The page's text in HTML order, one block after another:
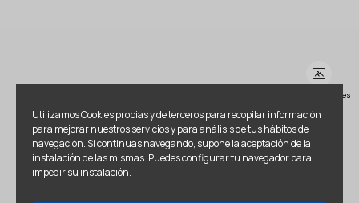
Utilizamos Cookies propias y de terceros para recopilar información
para mejorar nuestros servicios y para análisis de tus hábitos de
navegación. Si continuas navegando, supone la aceptación de la
instalación de las mismas. Puedes configurar tu navegador para
impedir su instalación.
Ver más imágenes